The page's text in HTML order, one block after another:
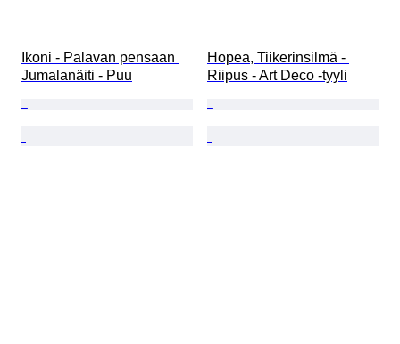
Ikoni - Palavan pensaan
Jumalanäiti - Puu
Hopea, Tiikerinsilmä -
Riipus - Art Deco -tyyli